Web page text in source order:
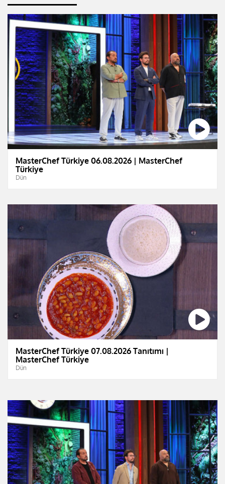
MasterChef Türkiye 06.08.2026 | MasterChef
Türkiye
Dün
MasterChef Türkiye 07.08.2026 Tanıtımı |
MasterChef Türkiye
Dün